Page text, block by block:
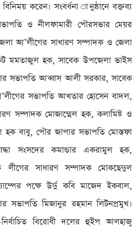
করেন। সংবর্ধনা ানুষ্ঠানে বক্তব্য
ও নীলফামারী পৌরসভার মেয়র
আ’লীগের সাধারণ সম্পাদক ও জেলা
মমতাজুল হক, সাবেক উপজেলা ভাইস
সভাপতি আব্বাস আলী সরকার, সাবেক
সভাপতি আখতার হোসেন বাদল,
সম্পাদক মোজাম্মেল হক, কলামিষ্ট ও
হক বাবু, পৌর জাপার সভাপতি মোস্তফা
সংসদের কমান্ডার একরামুল হক,
লীগের সাধারণ সম্পাদক মোকছেদুল
পক্ষে উর্দু কবি মাজেদ ইকবাল,
সভাপতি মিজানুর রহমান লিটনপ্রমুখ।
বিরোধী দলের হুইপ আলহাজ্ব